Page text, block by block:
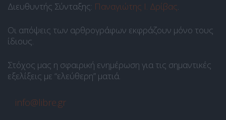
Διευθυντής Σύνταξης: Παναγιώτης Ι. Δρίβας.
Οι απόψεις των αρθρογράφων εκφράζουν μόνο τους
ίδιους.
Στόχος μας η σφαιρική ενημέρωση για τις σημαντικές
εξελίξεις με “ελεύθερη” ματιά.
info@libre.gr